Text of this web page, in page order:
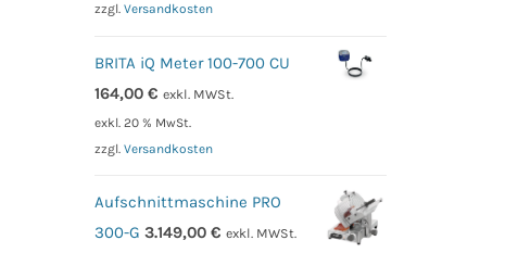
zzgl. Versandkosten
BRITA iQ Meter 100-700 CU
164,00 € exkl. MWSt.
exkl. 20 % MwSt.
zzgl. Versandkosten
Aufschnittmaschine PRO
300-G 3.149,00 € exkl. MWSt.